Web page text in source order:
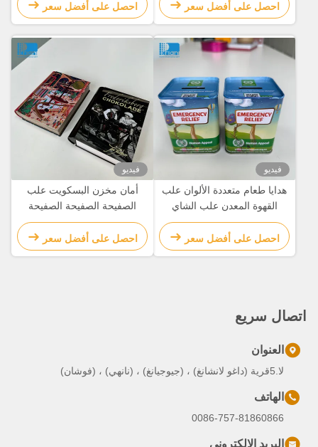
احصل على أفضل سعر
احصل على أفضل سعر
فيديو
هدايا طعام متعددة الألوان علب
القهوة المعدن علب الشاي
والسكر
احصل على أفضل سعر
فيديو
أمان مخزن البسكويت علب
الصفيحة الصفيحة الصفيحة
الصفيحة الصفيحة الصفيحة
احصل على أفضل سعر
اتصال سريع
العنوان
لا.5قرية (داغو لانشانغ) ، (جيوجيانغ) ، (نانهي) ، (فوشان)
الهاتف
0086-757-81860866
البريد الإلكتروني